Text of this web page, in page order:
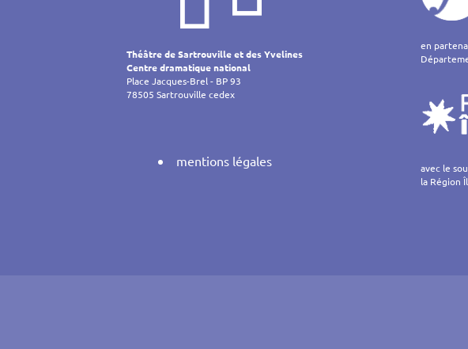
l’article
Théâtre de Sartrouville et des Yvelines
Centre dramatique national
Place Jacques-Brel - BP 93
78505 Sartrouville cedex
mentions légales
en
avec le
la Région